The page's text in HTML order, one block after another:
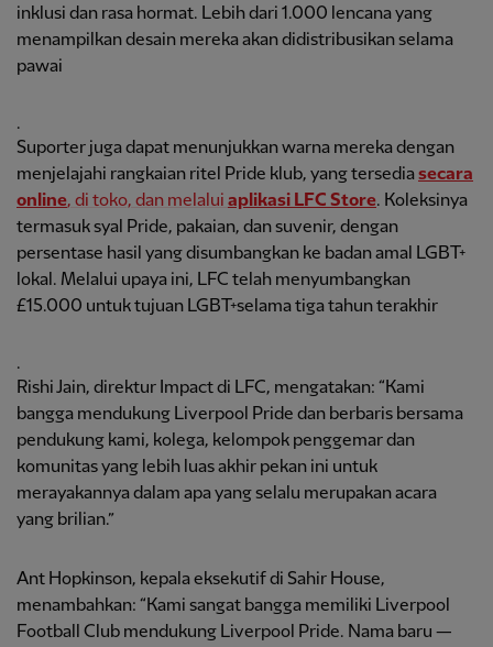
inklusi dan rasa hormat. Lebih dari 1.000 lencana yang
menampilkan desain mereka akan didistribusikan selama
pawai
.
Suporter juga dapat menunjukkan warna mereka dengan
menjelajahi rangkaian ritel Pride klub, yang tersediasecara
online, di toko, dan melalui aplikasi LFC Store. Koleksinya
termasuk syal Pride, pakaian, dan suvenir, dengan
persentase hasil yang disumbangkan ke badan amal LGBT+
lokal. Melalui upaya ini, LFC telah menyumbangkan
£15.000 untuk tujuan LGBT+selama tiga tahun terakhir
.
Rishi Jain, direktur Impact di LFC, mengatakan: “Kami
bangga mendukung Liverpool Pride dan berbaris bersama
pendukung kami, kolega, kelompok penggemar dan
komunitas yang lebih luas akhir pekan ini untuk
merayakannya dalam apa yang selalu merupakan acara
yang brilian.”
Ant Hopkinson, kepala eksekutif di Sahir House,
menambahkan: “Kami sangat bangga memiliki Liverpool
Football Club mendukung Liverpool Pride. Nama baru —